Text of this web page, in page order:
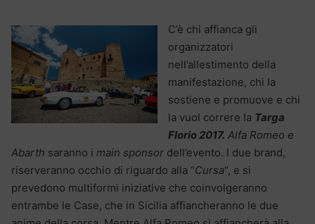
C’è chi affianca gli
organizzatori
nell’allestimento della
manifestazione, chi la
sostiene e promuove e chi
la vuol correre la Targa
Florio 2017. Alfa Romeo e
Abarth saranno i main sponsor dell’evento. I due brand,
riserveranno occhio di riguardo alla “Cursa“, e si
prevedono multiformi iniziative che coinvolgeranno
entrambe le Case, che in Sicilia affiancheranno le due